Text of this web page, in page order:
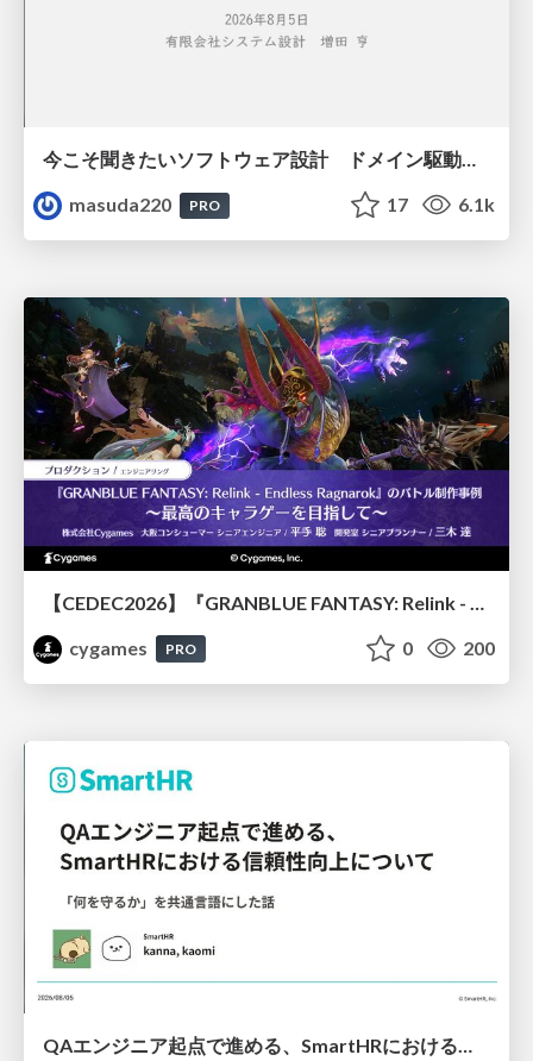
今こそ聞きたいソフトウェア設計 ドメイン駆動設計再入門
masuda220
PRO 17 6.1k
cygames
PRO 0 200
QAエンジニア起点で進める、SmartHRにおける信頼性向上について